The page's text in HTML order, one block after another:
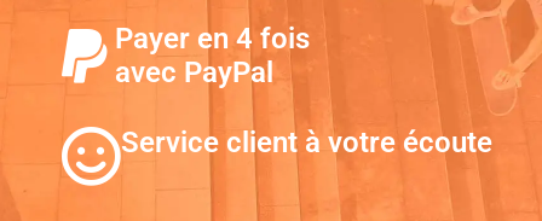
Payer en 4 fois
avec PayPal
Service client à votre écoute